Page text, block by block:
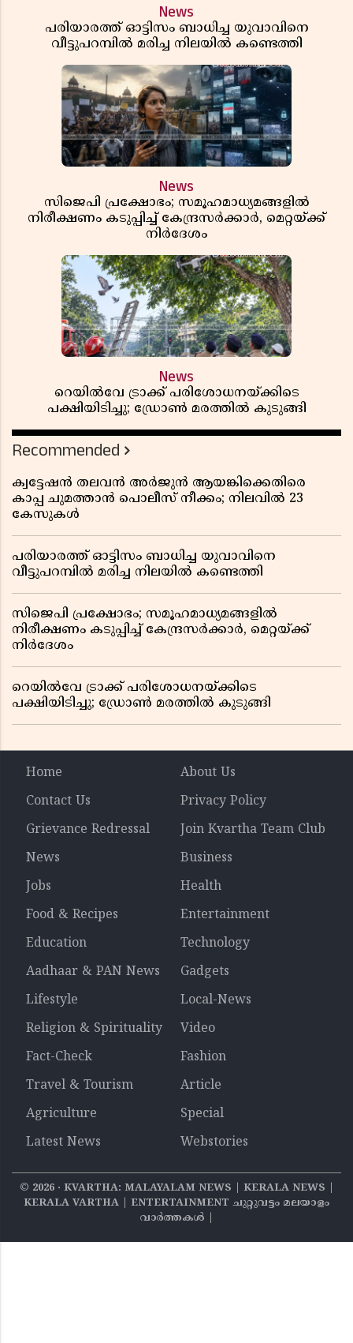
News
പരിയാരത്ത് ഓട്ടിസം ബാധിച്ച യുവാവിനെ
വീട്ടുപറമ്പിൽ മരിച്ച നിലയിൽ കണ്ടെത്തി
News
സിജെപി പ്രക്ഷോഭം; സമൂഹമാധ്യമങ്ങളിൽ
നിരീക്ഷണം കടുപ്പിച്ച് കേന്ദ്രസർക്കാർ, മെറ്റയ്ക്ക്
നിർദേശം
News
റെയിൽവേ ട്രാക്ക് പരിശോധനയ്ക്കിടെ
പക്ഷിയിടിച്ചു; ഡ്രോൺ മരത്തിൽ കുടുങ്ങി
Recommended
ക്വട്ടേഷൻ തലവൻ അർജുൻ ആയങ്കിക്കെതിരെ
കാപ്പ ചുമത്താൻ പൊലീസ് നീക്കം; നിലവിൽ 23
കേസുകൾ
പരിയാരത്ത് ഓട്ടിസം ബാധിച്ച യുവാവിനെ
വീട്ടുപറമ്പിൽ മരിച്ച നിലയിൽ കണ്ടെത്തി
സിജെപി പ്രക്ഷോഭം; സമൂഹമാധ്യമങ്ങളിൽ
നിരീക്ഷണം കടുപ്പിച്ച് കേന്ദ്രസർക്കാർ, മെറ്റയ്ക്ക്
നിർദേശം
റെയിൽവേ ട്രാക്ക് പരിശോധനയ്ക്കിടെ
പക്ഷിയിടിച്ചു; ഡ്രോൺ മരത്തിൽ കുടുങ്ങി
Home
About Us
Contact Us
Privacy Policy
Grievance Redressal
Join Kvartha Team Club
News
Business
Jobs
Health
Food & Recipes
Entertainment
Education
Technology
Aadhaar & PAN News
Gadgets
Lifestyle
Local-News
Religion & Spirituality
Video
Fact-Check
Fashion
Travel & Tourism
Article
Agriculture
Special
Latest News
Webstories
© 2026‧ KVARTHA: MALAYALAM NEWS | KERALA NEWS |
KERALA VARTHA | ENTERTAINMENT ചുറ്റുവട്ടം മലയാളം
വാര്‍ത്തകൾ |